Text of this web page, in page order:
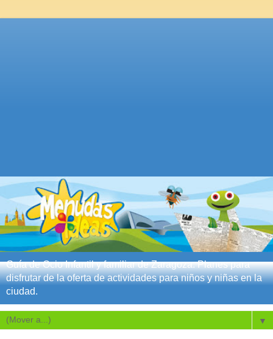
Guía de Ocio Infantil y familiar de Zaragoza. Planes para
disfrutar de la oferta de actividades para niños y niñas en la
ciudad.
▼